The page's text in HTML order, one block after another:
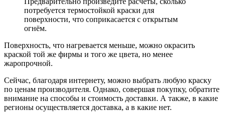
потребуется термостойкой краски для
поверхности, что соприкасается с открытым
огнём.
Поверхность, что нагревается меньше, можно окрасить
краской той же фирмы и того же цвета, но менее
жаропрочной.
Сейчас, благодаря интернету, можно выбрать любую краску
по ценам производителя. Однако, совершая покупку, обратите
внимание на способы и стоимость доставки. А также, в какие
регионы осуществляется доставка, а в какие нет.